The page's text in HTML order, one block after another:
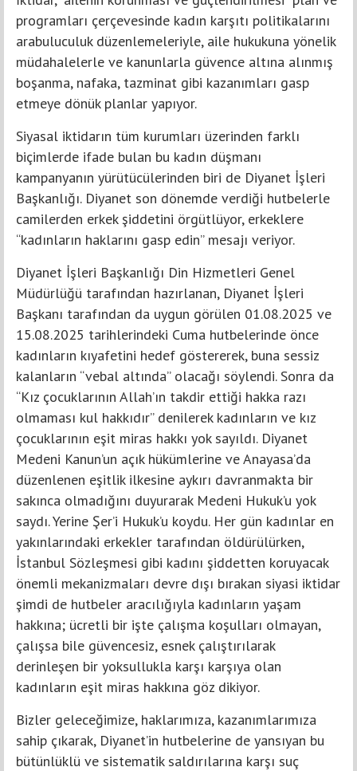
programları çerçevesinde kadın karşıtı politikalarını
arabuluculuk düzenlemeleriyle, aile hukukuna yönelik
müdahalelerle ve kanunlarla güvence altına alınmış
boşanma, nafaka, tazminat gibi kazanımları gasp
etmeye dönük planlar yapıyor.
Siyasal iktidarın tüm kurumları üzerinden farklı
biçimlerde ifade bulan bu kadın düşmanı
kampanyanın yürütücülerinden biri de Diyanet İşleri
Başkanlığı. Diyanet son dönemde verdiği hutbelerle
camilerden erkek şiddetini örgütlüyor, erkeklere
“kadınların haklarını gasp edin” mesajı veriyor.
Diyanet İşleri Başkanlığı Din Hizmetleri Genel
Müdürlüğü tarafından hazırlanan, Diyanet İşleri
Başkanı tarafından da uygun görülen 01.08.2025 ve
15.08.2025 tarihlerindeki Cuma hutbelerinde önce
kadınların kıyafetini hedef göstererek, buna sessiz
kalanların “vebal altında” olacağı söylendi. Sonra da
“Kız çocuklarının Allah’ın takdir ettiği hakka razı
olmaması kul hakkıdır” denilerek kadınların ve kız
çocuklarının eşit miras hakkı yok sayıldı. Diyanet
Medeni Kanun’un açık hükümlerine ve Anayasa’da
düzenlenen eşitlik ilkesine aykırı davranmakta bir
sakınca olmadığını duyurarak Medeni Hukuk’u yok
saydı. Yerine Şer’i Hukuk’u koydu. Her gün kadınlar en
yakınlarındaki erkekler tarafından öldürülürken,
İstanbul Sözleşmesi gibi kadını şiddetten koruyacak
önemli mekanizmaları devre dışı bırakan siyasi iktidar
şimdi de hutbeler aracılığıyla kadınların yaşam
hakkına; ücretli bir işte çalışma koşulları olmayan,
çalışsa bile güvencesiz, esnek çalıştırılarak
derinleşen bir yoksullukla karşı karşıya olan
kadınların eşit miras hakkına göz dikiyor.
Bizler geleceğimize, haklarımıza, kazanımlarımıza
sahip çıkarak, Diyanet’in hutbelerine de yansıyan bu
bütünlüklü ve sistematik saldırılarına karşı suç